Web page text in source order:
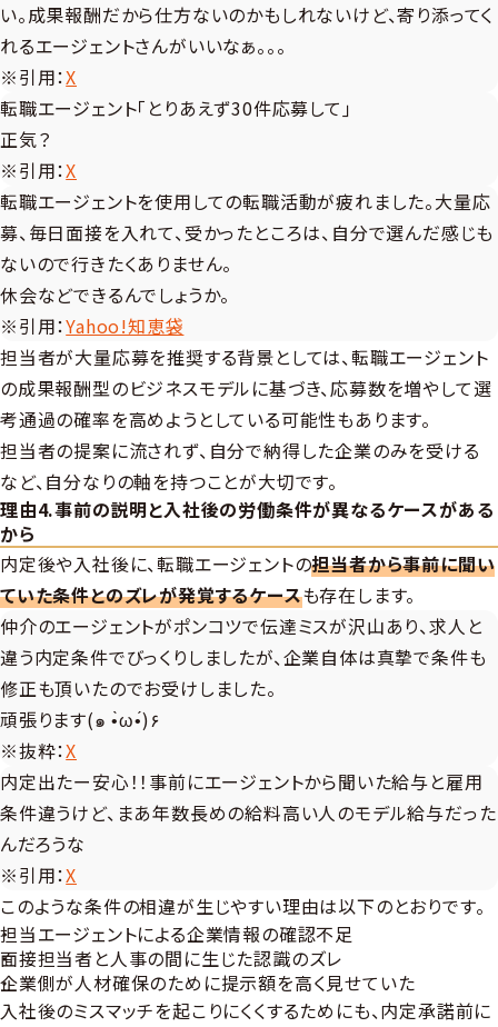
い。成果報酬だから仕方ないのかもしれないけど、寄り添ってく
れるエージェントさんがいいなぁ。。。
※引用：X
転職エージェント｢とりあえず30件応募して｣
正気？
※引用：X
転職エージェントを使用しての転職活動が疲れました。大量応
募、毎日面接を入れて、受かったところは、自分で選んだ感じも
ないので行きたくありません。
休会などできるんでしょうか。
※引用：Yahoo!知恵袋
担当者が大量応募を推奨する背景としては、転職エージェント
の成果報酬型のビジネスモデルに基づき、応募数を増やして選
考通過の確率を高めようとしている可能性もあります。
担当者の提案に流されず、自分で納得した企業のみを受ける
など、自分なりの軸を持つことが大切です。
理由4.事前の説明と入社後の労働条件が異なるケースがある
から
内定後や入社後に、転職エージェントの担当者から事前に聞い
ていた条件とのズレが発覚するケースも存在します。
仲介のエージェントがポンコツで伝達ミスが沢山あり、求人と
違う内定条件でびっくりしましたが、企業自体は真摯で条件も
修正も頂いたのでお受けしました。
頑張ります(๑ •̀ω•́)۶
※抜粋：X
内定出たー安心！！事前にエージェントから聞いた給与と雇用
条件違うけど、まあ年数長めの給料高い人のモデル給与だった
んだろうな
※引用：X
このような条件の相違が生じやすい理由は以下のとおりです。
担当エージェントによる企業情報の確認不足
面接担当者と人事の間に生じた認識のズレ
企業側が人材確保のために提示額を高く見せていた
入社後のミスマッチを起こりにくくするためにも、内定承諾前に